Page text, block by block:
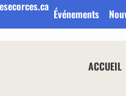
Événements
ACCUEIL